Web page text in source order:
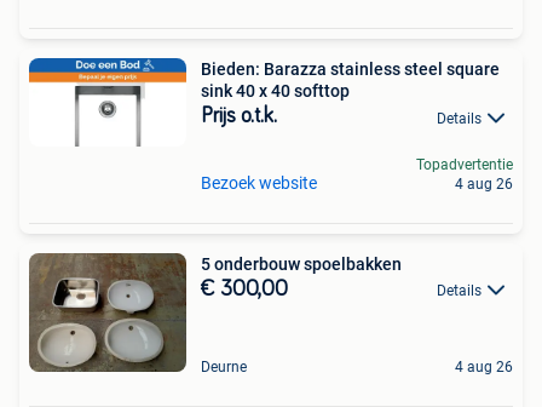
Bieden: Barazza stainless steel square
sink 40 x 40 softtop
Prijs o.t.k. Details
Bezoek website
Topadvertentie
4 aug 26
5 onderbouw spoelbakken
€ 300,00 Details
Deurne 4 aug 26